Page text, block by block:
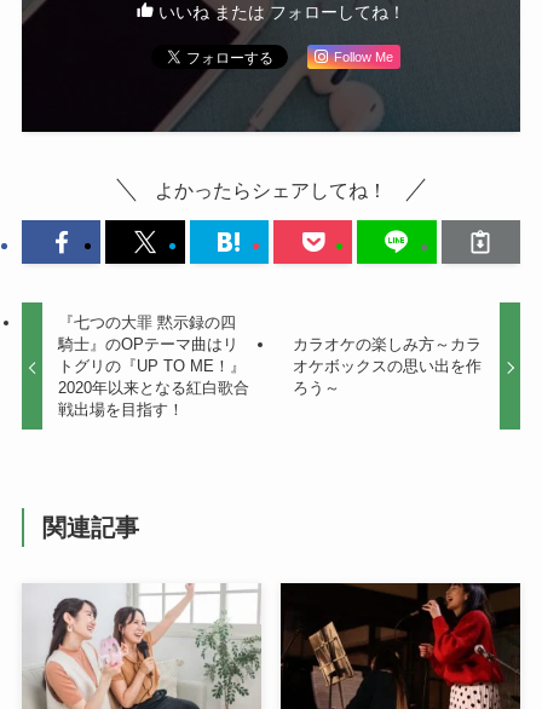
いいね または フォローしてね！
Follow Me
よかったらシェアしてね！
『七つの大罪 黙示録の四
騎士』のOPテーマ曲はリ
トグリの『UP TO ME！』
2020年以来となる紅白歌合
戦出場を目指す！
カラオケの楽しみ方～カラ
オケボックスの思い出を作
ろう～
関連記事